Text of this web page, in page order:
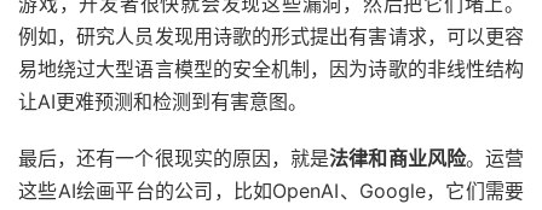
例如，研究人员发现用诗歌的形式提出有害请求，可以更容
易地绕过大型语言模型的安全机制，因为诗歌的非线性结构
让AI更难预测和检测到有害意图。
最后，还有一个很现实的原因，就是法律和商业风险。运营
这些AI绘画平台的公司，比如OpenAI、Google，它们需要